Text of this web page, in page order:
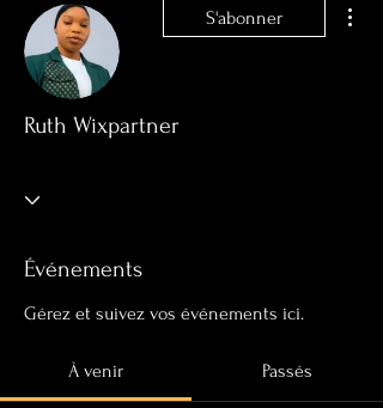
S'abonner
Ruth Wixpartner
Événements
Gérez et suivez vos événements ici.
À venir Passés